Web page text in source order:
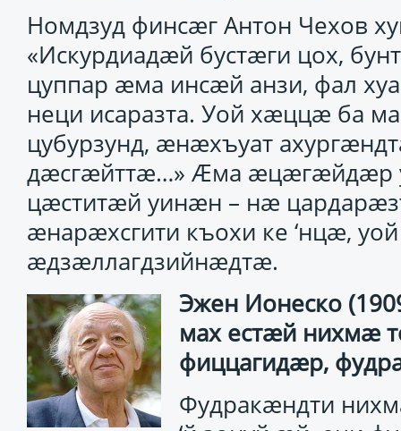
Номдзуд финсӕг Антон Чехов
«Искурдиадӕй бустӕги цох,
цуппар ӕма инсӕй анзи, фал
неци исаразта. Уой хӕццӕ ба
цубурзунд, ӕнӕхъуат
дӕсгӕйттӕ…» Ӕма ӕцӕгӕйдӕр
цӕститӕй уинӕн – нӕ
ӕнарӕхсгити къохи ке ‘нцӕ,
ӕдзӕллагдзийнӕдтӕ.
Эжен Ионеско
мах естӕй нихмӕ
фиццагидӕр,
Фудракӕндти